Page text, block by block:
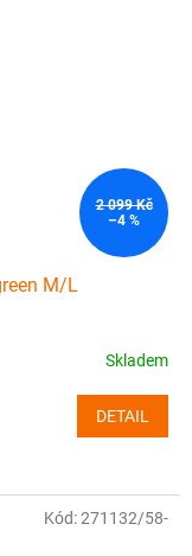
2 099 Kč
–4 %
M/L
Skladem
DETAIL
Kód:271132/58-